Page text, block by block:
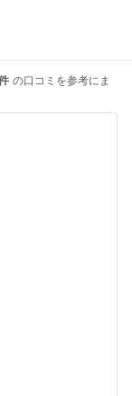
の口コミを参考にま